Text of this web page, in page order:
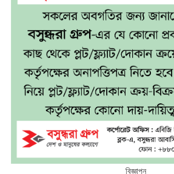
বিজ্ঞাপন